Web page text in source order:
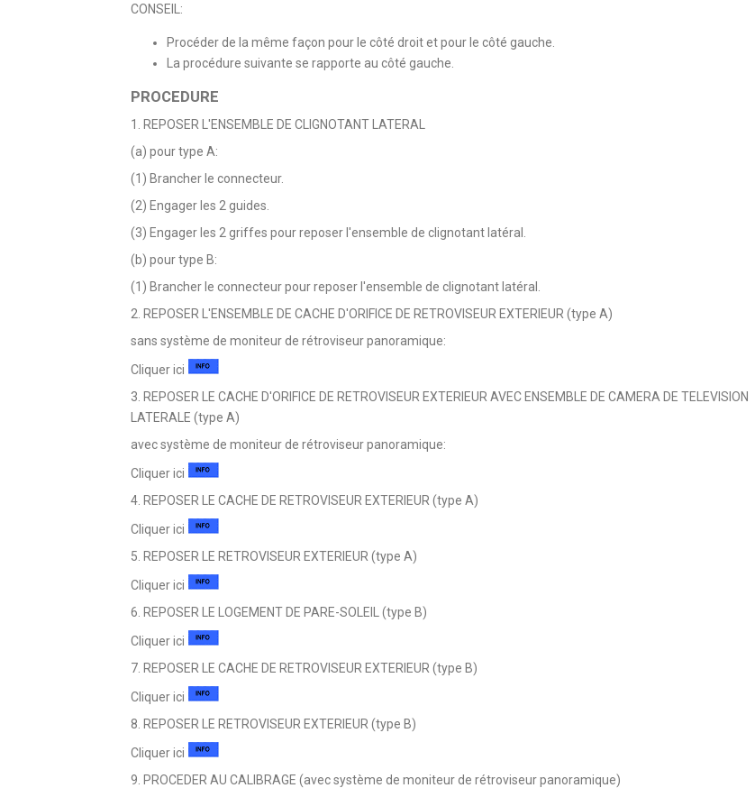
CONSEIL:
Procéder de la même façon pour le côté droit et pour le côté gauche.
La procédure suivante se rapporte au côté gauche.
PROCEDURE
1. REPOSER L'ENSEMBLE DE CLIGNOTANT LATERAL
(a) pour type A:
(1) Brancher le connecteur.
(2) Engager les 2 guides.
(3) Engager les 2 griffes pour reposer l'ensemble de clignotant latéral.
(b) pour type B:
(1) Brancher le connecteur pour reposer l'ensemble de clignotant latéral.
2. REPOSER L'ENSEMBLE DE CACHE D'ORIFICE DE RETROVISEUR EXTERIEUR (type A)
sans système de moniteur de rétroviseur panoramique:
Cliquer ici
3. REPOSER LE CACHE D'ORIFICE DE RETROVISEUR EXTERIEUR AVEC ENSEMBLE DE CAMERA DE TELEVISION
LATERALE (type A)
avec système de moniteur de rétroviseur panoramique:
Cliquer ici
4. REPOSER LE CACHE DE RETROVISEUR EXTERIEUR (type A)
Cliquer ici
5. REPOSER LE RETROVISEUR EXTERIEUR (type A)
Cliquer ici
6. REPOSER LE LOGEMENT DE PARE-SOLEIL (type B)
Cliquer ici
7. REPOSER LE CACHE DE RETROVISEUR EXTERIEUR (type B)
Cliquer ici
8. REPOSER LE RETROVISEUR EXTERIEUR (type B)
Cliquer ici
9. PROCEDER AU CALIBRAGE (avec système de moniteur de rétroviseur panoramique)